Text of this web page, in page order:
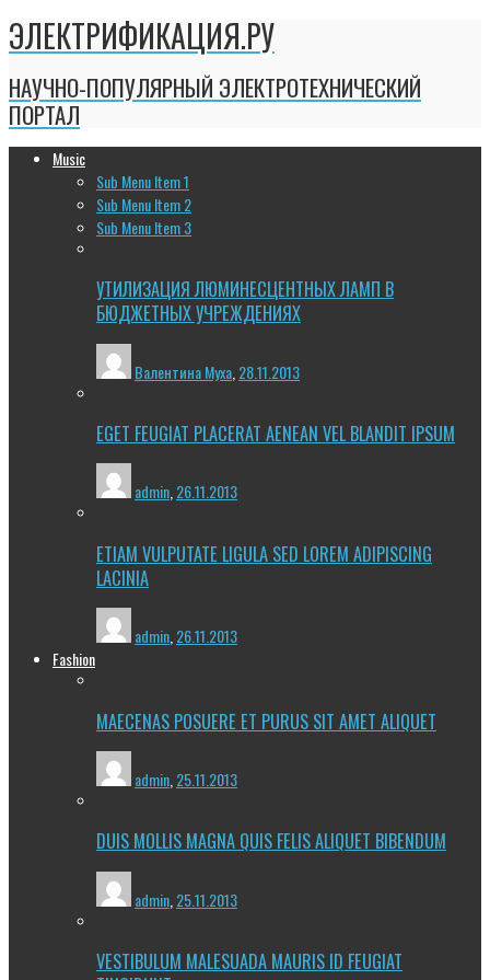
ЭЛЕКТРИФИКАЦИЯ.РУ
НАУЧНО-ПОПУЛЯРНЫЙ ЭЛЕКТРОТЕХНИЧЕСКИЙ
ПОРТАЛ
Music
Sub Menu Item 1
Sub Menu Item 2
Sub Menu Item 3
УТИЛИЗАЦИЯ ЛЮМИНЕСЦЕНТНЫХ ЛАМП В
БЮДЖЕТНЫХ УЧРЕЖДЕНИЯХ
Валентина Муха 28.11.2013
EGET FEUGIAT PLACERAT AENEAN VEL BLANDIT IPSUM
admin,26.11.2013
ETIAM VULPUTATE LIGULA SED LOREM ADIPISCING
LACINIA
admin 26.11.2013
Fashion
MAECENAS POSUERE ET PURUS SIT AMET ALIQUET
admin 25.11.2013
DUIS MOLLIS MAGNA QUIS FELIS ALIQUET BIBENDUM
admin 25.11.2013
VESTIBULUM MALESUADA MAURIS ID FEUGIAT